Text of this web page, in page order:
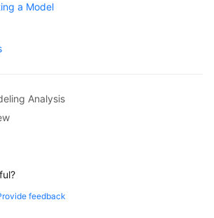
a Model
Analysis
feedback